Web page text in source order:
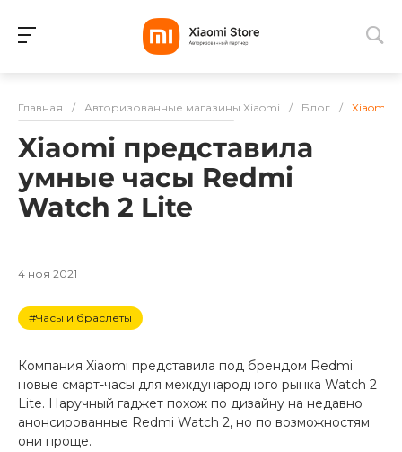
Разбейте
оплату на части
без переплат
График платежей
Сегодня
Добавляйте товары
Главная / Авторизованные магазины Xiaomi / Блог / Xiaomi
Xiaomi представила
умные часы Redmi
Watch 2 Lite
4 ноя 2021
#Часы и браслеты
Компания Xiaomi представила под брендом Redmi
новые смарт-часы для международного рынка Watch 2
Lite. Наручный гаджет похож по дизайну на недавно
анонсированные Redmi Watch 2, но по возможностям
они проще.